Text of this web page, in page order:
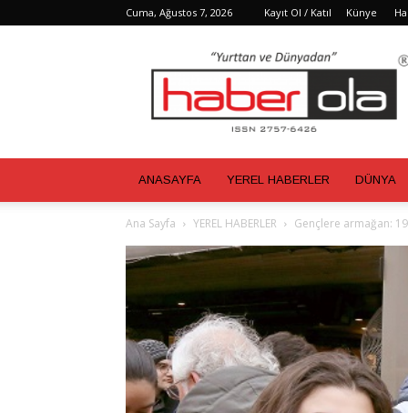
Cuma, Ağustos 7, 2026 Kayıt Ol / Katıl Künye
ANASAYFA YEREL HABERLER DÜNYA
Ana Sayfa YEREL HABERLER Gençlere armağan: